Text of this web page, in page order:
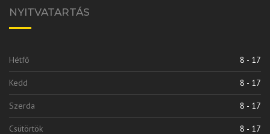
NYITVATARTÁS
Hétfő 8 - 17
Kedd 8 - 17
Szerda 8 - 17
Csütörtök 8 - 17